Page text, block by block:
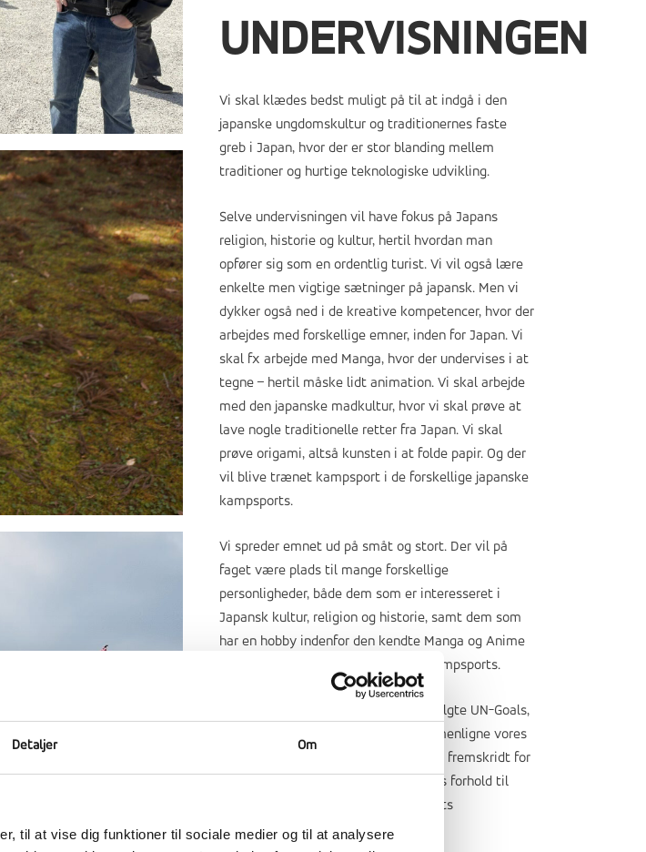
Detaljer Om
til at vise dig funktioner til sociale medier og til at analysere
UNDERVISNINGEN
Vi skal klædes bedst muligt på til at indgå i den
japanske ungdomskultur og traditionernes faste
greb i Japan, hvor der er stor blanding mellem
traditioner og hurtige teknologiske udvikling.
Selve undervisningen vil have fokus på Japans
religion, historie og kultur, hertil hvordan man
opfører sig som en ordentlig turist. Vi vil også lære
enkelte men vigtige sætninger på japansk. Men vi
dykker også ned i de kreative kompetencer, hvor der
arbejdes med forskellige emner, inden for Japan. Vi
skal fx arbejde med Manga, hvor der undervises i at
tegne – hertil måske lidt animation. Vi skal arbejde
med den japanske madkultur, hvor vi skal prøve at
lave nogle traditionelle retter fra Japan. Vi skal
prøve origami, altså kunsten i at folde papir. Og der
vil blive trænet kampsport i de forskellige japanske
kampsports.
Vi spreder emnet ud på småt og stort. Der vil på
faget være plads til mange forskellige
personligheder, både dem som er interesseret i
Japansk kultur, religion og historie, samt dem som
har en hobby indenfor den kendte Manga og Anime
– verden eller interessen for deres kampsports.
Derudover arbejder vi med vores 3 valgte UN-Goals,
som er nr. 4, 5 og 14. Her skal vi sammenligne vores
uddannelsessystem med deres. Vores fremskridt for
ligestilling i forhold til deres. Og vores forhold til
fiskeri og regler, for at beskytte havets
biodiversitet.